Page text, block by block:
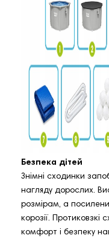
Безпека дітей
Знімні сходинки
нагляду дорослих.
розмірам, а
корозії. Протиковзкі
комфорт і безпеку